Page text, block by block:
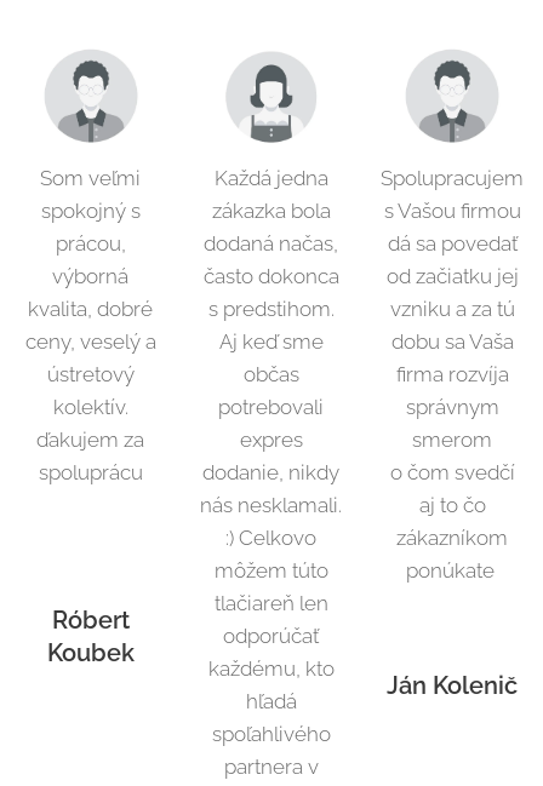
Som veľmi
spokojný s
prácou,
výborná
kvalita, dobré
ceny, veselý a
ústretový
kolektív.
ďakujem za
spoluprácu
Róbert
Koubek
Každá jedna
zákazka bola
dodaná načas,
často dokonca
s predstihom.
Aj keď sme
občas
potrebovali
expres
dodanie, nikdy
nás nesklamali.
:) Celkovo
môžem túto
tlačiareň len
odporúčať
každému, kto
hľadá
spoľahlivého
partnera v
Spolupracujem
s Vašou firmou
dá sa povedať
od začiatku jej
vzniku a za tú
dobu sa Vaša
firma rozvíja
správnym
smerom
o čom svedčí
aj to čo
zákazníkom
ponúkate
Ján Kolenič